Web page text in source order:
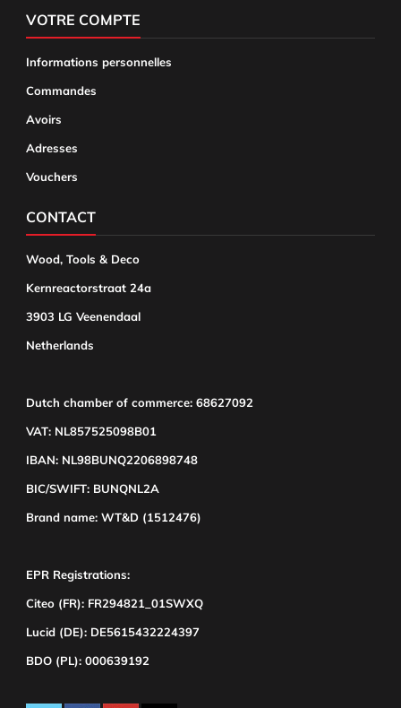
VOTRE COMPTE
Informations personnelles
Commandes
Avoirs
Adresses
Vouchers
CONTACT
Wood, Tools & Deco
Kernreactorstraat 24a
3903 LG Veenendaal
Netherlands
Dutch chamber of commerce: 68627092
VAT: NL857525098B01
IBAN: NL98BUNQ2206898748
BIC/SWIFT: BUNQNL2A
Brand name: WT&D (1512476)
EPR Registrations:
Citeo (FR): FR294821_01SWXQ
Lucid (DE): DE5615432224397
BDO (PL): 000639192